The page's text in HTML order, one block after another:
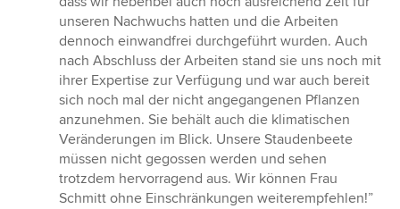
unseren Nachwuchs hatten und die Arbeiten
dennoch einwandfrei durchgeführt wurden. Auch
nach Abschluss der Arbeiten stand sie uns noch mit
ihrer Expertise zur Verfügung und war auch bereit
sich noch mal der nicht angegangenen Pflanzen
anzunehmen. Sie behält auch die klimatischen
Veränderungen im Blick. Unsere Staudenbeete
müssen nicht gegossen werden und sehen
trotzdem hervorragend aus. Wir können Frau
Schmitt ohne Einschränkungen weiterempfehlen!”